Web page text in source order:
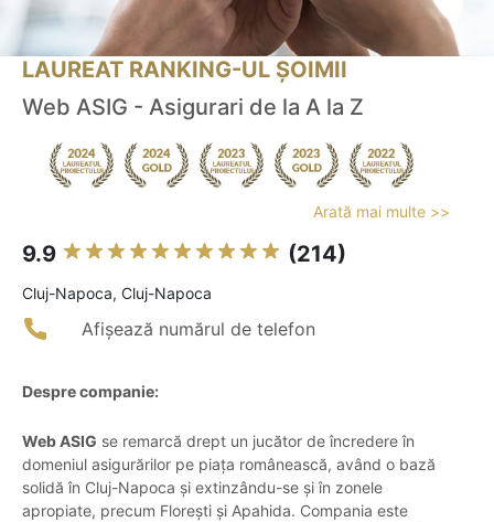
LAUREAT RANKING-UL ȘOIMII
Web ASIG - Asigurari de la A la Z
Arată mai multe >>
9.9 (214)
Cluj-Napoca, Cluj-Napoca
Afișează numărul de telefon
Despre companie:
Web ASIG se remarcă drept un jucător de încredere în
domeniul asigurărilor pe piața românească, având o bază
solidă în Cluj-Napoca și extinzându-se şi în zonele
apropiate, precum Florești și Apahida. Compania este